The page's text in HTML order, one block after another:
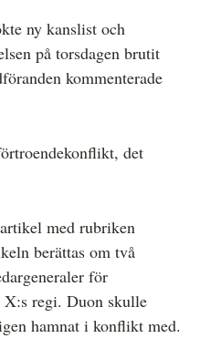
ny kanslist och
på torsdagen brutit
kommenterade
det
med rubriken
berättas om två
för
X:s regi. Duon skulle
hamnat i konflikt med.